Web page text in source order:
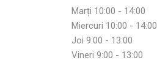
Marți 10:00 - 14:00
Miercuri 10:00 - 14:00
Joi 9:00 - 13:00
Vineri 9:00 - 13:00